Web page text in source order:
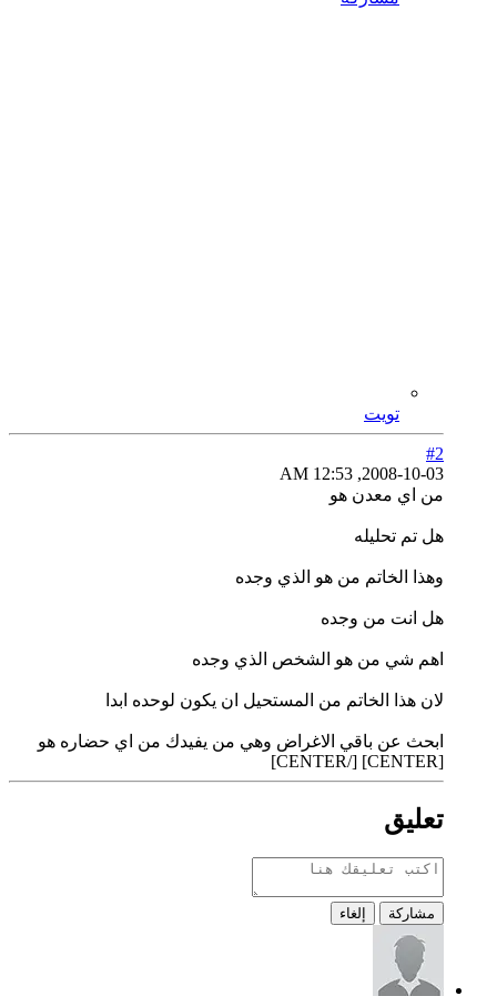
تويت
#2
2008-10-03, 12:53 AM
من اي معدن هو
هل تم تحليله
وهذا الخاتم من هو الذي وجده
هل انت من وجده
اهم شي من هو الشخص الذي وجده
لان هذا الخاتم من المستحيل ان يكون لوحده ابدا
ابحث عن باقي الاغراض وهي من يفيدك من اي حضاره هو
[CENTER] [/CENTER]
تعليق
مشاركة إلغاء